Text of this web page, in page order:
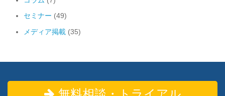
セミナー (49)
メディア掲載 (35)